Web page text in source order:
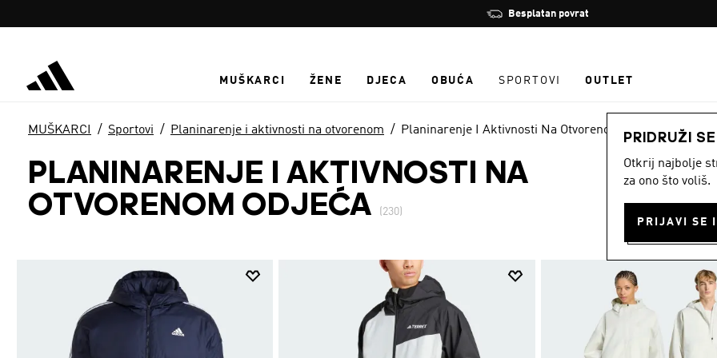
Zaustavi
rotaciju
Učlani se i ostvari 10 % popusta
MUŠKARCI ŽENE DJECA OBUĆA SPORTOVI OUTLET
PRIDRUŽI
Otkrij najbolje
za ono što voliš.
MUŠKARCI Sportovi Planinarenje i aktivnosti na otvorenom Planinarenje I Aktivnosti Na Otvorenom Odjeća
PLANINARENJE I AKTIVNOSTI NA
OTVORENOM ODJEĆA
(230)